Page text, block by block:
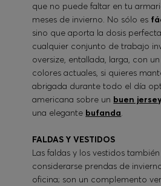
que no puede faltar en tu
meses de invierno. No sólo es
sino que aporta la dosis
cualquier conjunto de trabajo
oversize, entallada, larga, con
colores actuales, si quieres
abrigada durante todo el día
americana sobre un buen jersey
una elegante bufanda.
FALDAS Y VESTIDOS
Las faldas y los vestidos
considerarse prendas de
oficina; son un complemento